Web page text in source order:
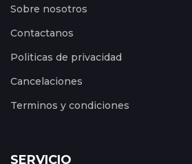
Sobre nosotros
Contactanos
Politicas de privacidad
Cancelaciones
Terminos y condiciones
SERVICIO